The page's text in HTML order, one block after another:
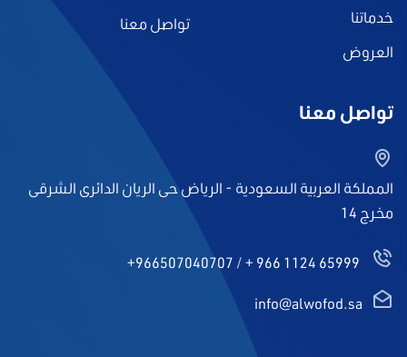
خدماتنا
العروض
تواصل معنا
تواصل معنا
المملكة العربية السعودية - الرياض حى الريان الدائرى الشرقى
مخرج 14
+ 966 1124 65999
/
+966507040707
info@alwofod.sa